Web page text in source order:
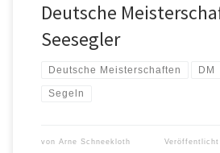
Deutsche
Seesegler
Deutsche Meisterschaften DM
Segeln
von Arne Schneekloth Veröffentlicht